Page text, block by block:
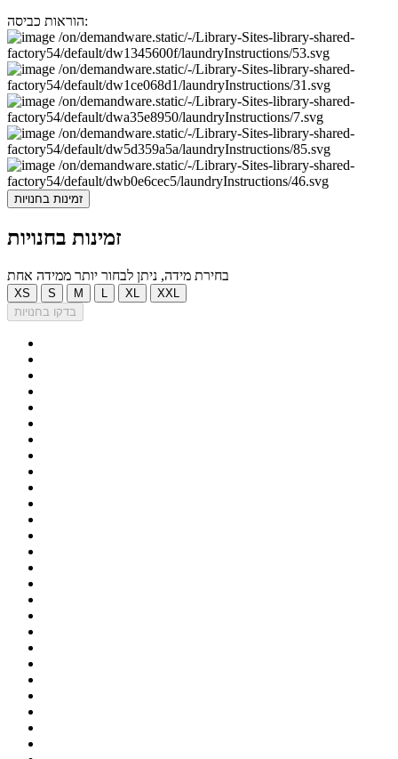
הוראות כביסה:
זמינות בחנויות
זמינות בחנויות
בחירת מידה, ניתן לבחור יותר ממידה אחת
XS S M XL
XXL
בדקו בחנויות